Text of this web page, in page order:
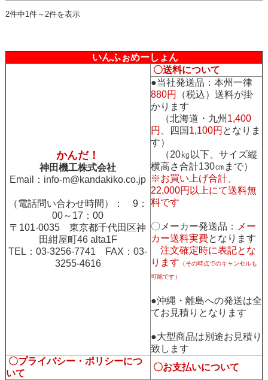
2件中1件～2件を表示
いんふぉめーしょん
かんだ！
神田機工株式会社
Email： info-m@kandakiko.co.jp
（電話問い合わせ時間）： 9：
00～17：00
〒101-0035 東京都千代田区神
田紺屋町46 alta1F
TEL：03-3256-7741 FAX：03-
3255-4616
〇送料について
●当社発送品：本州一律
880円
（税込）送料が掛
かります
（北海道・九州 1,400
円 、四国 1,100円 となりま
す）
（20㎏以下、サイズ縦
横高さ合計130㎝まで）
※お買い上げ合計、
22,000円以上にて送料無
料です
〇メーカー発送品： メー
カー送料実費となります
注文確定時に表記とな
ります （その時点でのキャンセルも
可能です）
●沖縄・離島への発送は全
てお見積りとなります
●大型商品は別途お見積り
致します
〇プライバシー・ポリシーにつ
いて
〇お支払いについて